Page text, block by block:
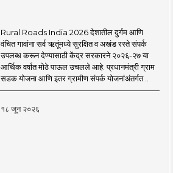
Rural Roads India 2026 देशातील दुर्गम आणि
वंचित गावांना सर्व ऋतूंमध्ये सुरक्षित व अखंड रस्ते संपर्क
उपलब्ध करून देण्यासाठी केंद्र सरकारने २०२६-२७ या
आर्थिक वर्षात मोठे पाऊल उचलले आहे. प्रधानमंत्री ग्राम
सडक योजना आणि इतर ग्रामीण संपर्क योजनांअंतर्गत ..
१८ जून २०२६